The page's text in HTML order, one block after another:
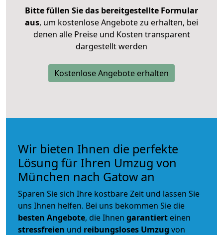
Bitte füllen Sie das bereitgestellte Formular
aus, um kostenlose Angebote zu erhalten, bei
denen alle Preise und Kosten transparent
dargestellt werden
Kostenlose Angebote erhalten
Wir bieten Ihnen die perfekte
Lösung für Ihren Umzug von
München nach Gatow an
Sparen Sie sich Ihre kostbare Zeit und lassen Sie
uns Ihnen helfen. Bei uns bekommen Sie die
besten Angebote, die Ihnen garantiert einen
stressfreien und reibungsloses Umzug von